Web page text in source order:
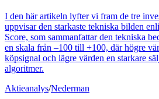
I den här artikeln lyfter vi fram de tre
uppvisar den starkaste tekniska bilden
Score, som sammanfattar den tekniska
en skala från –100 till +100, där högre
köpsignal och lägre värden en starkare
algoritmer.
Aktieanalys/Nederman